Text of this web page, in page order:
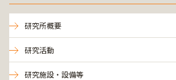
研究所概要
研究活動
研究施設・設備等